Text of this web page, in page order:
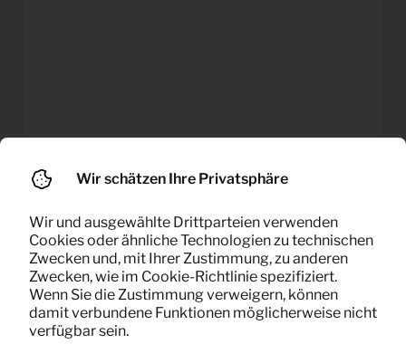
(exklusiv MwSt)
Wir schätzen Ihre Privatsphäre
Wir und ausgewählte Drittparteien verwenden
Cookies oder ähnliche Technologien zu technischen
Zwecken und, mit Ihrer Zustimmung, zu anderen
Zwecken, wie im Cookie-Richtlinie spezifiziert.
Wenn Sie die Zustimmung verweigern, können
damit verbundene Funktionen möglicherweise nicht
verfügbar sein.